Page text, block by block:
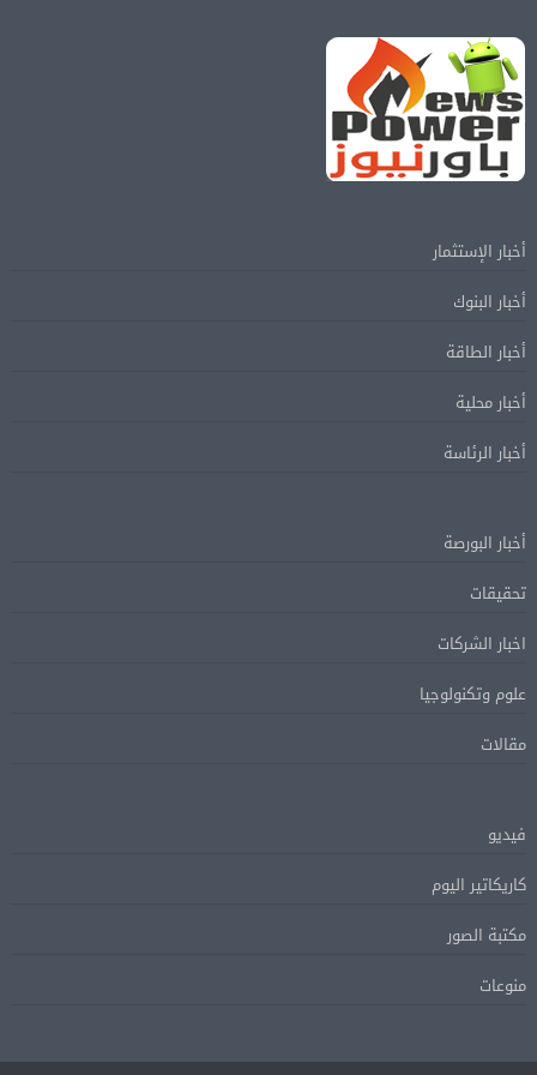
أخبار الإستثمار
أخبار البنوك
أخبار الطاقة
أخبار محلية
أخبار الرئاسة
أخبار البورصة
تحقيقات
اخبار الشركات
علوم وتكنولوجيا
مقالات
فيديو
كاريكاتير اليوم
مكتبة الصور
منوعات